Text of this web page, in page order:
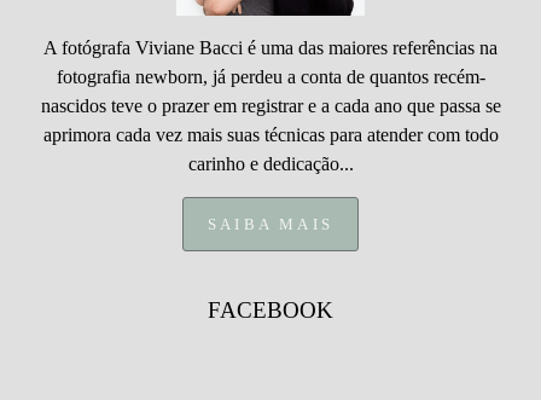
A fotógrafa Viviane Bacci é uma das maiores referências na
fotografia newborn, já perdeu a conta de quantos recém-
nascidos teve o prazer em registrar e a cada ano que passa se
aprimora cada vez mais suas técnicas para atender com todo
carinho e dedicação...
SAIBA MAIS
FACEBOOK